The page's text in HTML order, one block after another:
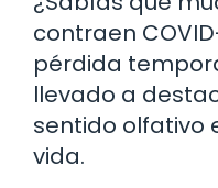
contraen
pérdida
llevado a
sentido olfativo
vida.